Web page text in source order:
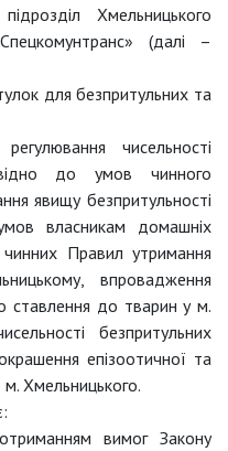
Хмельницького
(далі –
для безпритульних та
регулювання чисельності
до умов чинного
явищу безпритульності
власникам домашніх
Правил утримання
впровадження
ставлення до тварин у м.
безпритульних
епізоотичної та
м. Хмельницького.
вимог Закону